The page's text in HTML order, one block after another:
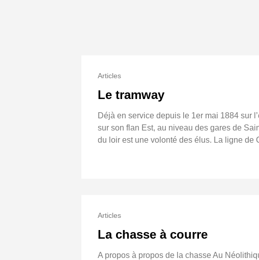
Articles
Le tramway
Déjà en service depuis le 1er mai 1884 sur
sur son flan Est, au niveau des gares de
du loir est une volonté des élus. La ligne de
Articles
La chasse à courre
A propos à propos de la chasse Au